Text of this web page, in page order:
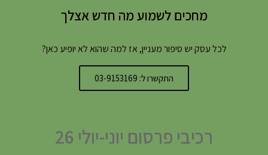
מחכים לשמוע מה חדש אצלך
לכל עסק יש סיפור מעניין, אז למה שהוא לא יופיע כאן?
התקשרו ל: 03-9153169
רכיבי פרסום יוני-יולי 26